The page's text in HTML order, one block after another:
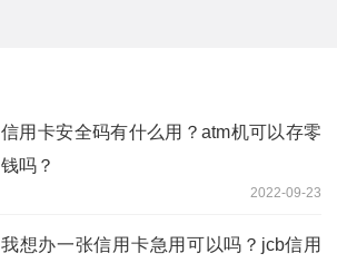
信用卡安全码有什么用？atm机可以存零
钱吗？
2022-09-23
我想办一张信用卡急用可以吗？jcb信用